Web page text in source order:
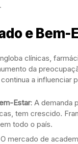
e Bem-
clínicas,
da
a
Estar: A demanda
tem crescido.
todo o país.
mercado de